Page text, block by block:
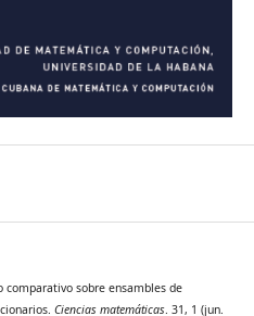
comparativo sobre ensambles de
Ciencias matemáticas. 31, 1 (jun.